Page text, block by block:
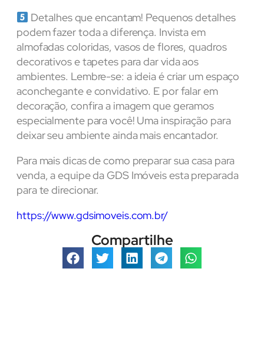
Detalhes que encantam! Pequenos detalhes
podem fazer toda a diferença. Invista em
almofadas coloridas, vasos de flores, quadros
decorativos e tapetes para dar vida aos
ambientes. Lembre-se: a ideia é criar um espaço
aconchegante e convidativo. E por falar em
decoração, confira a imagem que geramos
especialmente para você! Uma inspiração para
deixar seu ambiente ainda mais encantador.
Para mais dicas de como preparar sua casa para
venda, a equipe da GDS Imóveis esta preparada
para te direcionar.
https://www.gdsimoveis.com.br/
Compartilhe